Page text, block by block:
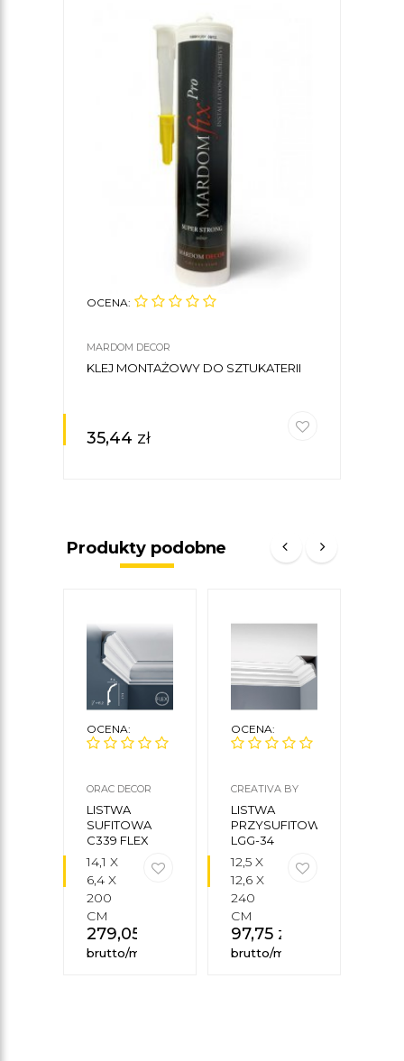
OCENA:
MARDOM DECOR
KLEJ MONTAŻOWY DO SZTUKATERII
35,44 zł
Produkty podobne
OCENA:
ORAC DECOR
LISTWA
SUFITOWA
C339 FLEX
14,1 X
6,4 X
200
CM
279,05
brutto/mb
OCENA:
CREATIVA BY
CEZAR
LISTWA
PRZYSUFITOWA
LGG-34
12,5 X
12,6 X
240
CM
97,75 zł
brutto/mb